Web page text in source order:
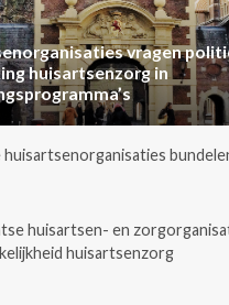
vragen
huisartsenzorg in
huisartsen- en
huisartsenzorg